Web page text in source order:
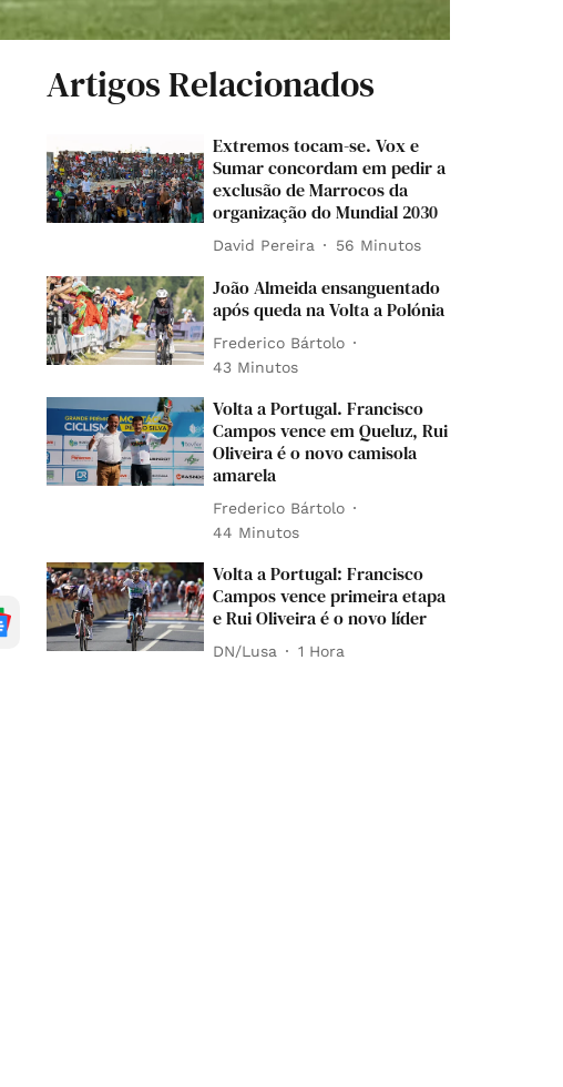
Artigos Relacionados
Extremos tocam-se. Vox e
Sumar concordam em pedir a
exclusão de Marrocos da
organização do Mundial 2030
David Pereira 56 Minutos
João Almeida ensanguentado
após queda na Volta a Polónia
Frederico Bártolo
43 Minutos
Volta a Portugal. Francisco
Campos vence em Queluz, Rui
Oliveira é o novo camisola
amarela
Frederico Bártolo
44 Minutos
Volta a Portugal: Francisco
Campos vence primeira etapa
e Rui Oliveira é o novo líder
DN/Lusa 1 Hora